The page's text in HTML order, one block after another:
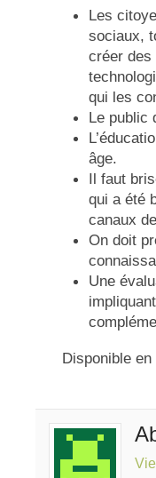
Les
sociaux,
créer des
qui les
Le public
âge.
Il faut
qui a été
canaux
On doit
Une
Disponible